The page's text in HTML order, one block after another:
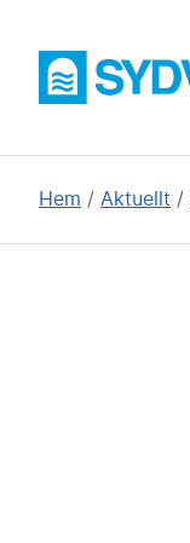
huvudinnehållet
Sydvatten
Du
Hem Aktuellt